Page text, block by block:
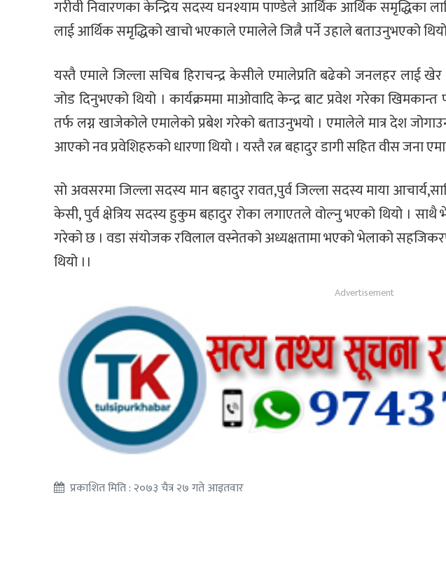
गरीवी निवारणका केन्द्रिय सदस्य घनश्याम पाण्डेले आर्थिक आर्थिक समृद्धिका
लाई आर्थिक समृद्धिको खाचो भएकाले एमालेले जित्नै पर्ने उहाले बताउनुभएको
यस्तै एमाले जिल्ला सचिब हिराचन्द्र केसीले एमालेप्रति बढेको जनलहर लाई
जोड दिनुभएको थियो । कार्यक्रममा माओवादि केन्द्र बाट प्रवेश गरेका
तर्फ लग्न खाजेकोले एमालेको प्रबेश गरेको बताउनुभयो । एमालेले मात्र देश
आएको नव प्रवेशिहरुको धारणा थियो । यस्तै रत्न बहादुर डागी सहित वीस जना
सो अवसरमा जिल्ला सदस्य मान बहादुर रावत,पुर्व जिल्ला सदस्य माया
केसी, पुर्व क्षेत्रिय सदस्य हुकुम बहादुर रोका लगाएतले वोल्नु भएको थियो ।
गरेको छ । वडा संयोजक रविलाल वस्नेतको अध्यक्षतामा भएको भेलाको
थियो ।।
प्रकाशित मिति : २०७३ चैत्र २७ गते आइतवार